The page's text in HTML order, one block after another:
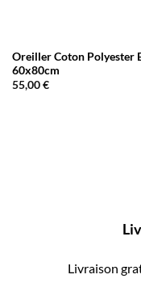
Oreiller Coton Polyester
60x80cm
55,00€
Livraison